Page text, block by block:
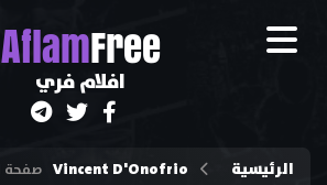
AflamFree
افلام فري
الرئيسية Vincent D'Onofrio صفحة 1